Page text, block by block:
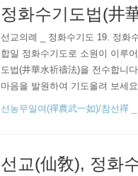
정화수기도법(井
선교의례 _ 정화수기도 19. 정화
합일 정화수기도로 소원이 이루
도법(井華水祈禱法)을 전수합니
마음을 발원하여 기도올려 보세
0시 순천시 왕지동 선교총림선
선농무일여(禪農武一如)/참선禪
선교(仙敎), 정화